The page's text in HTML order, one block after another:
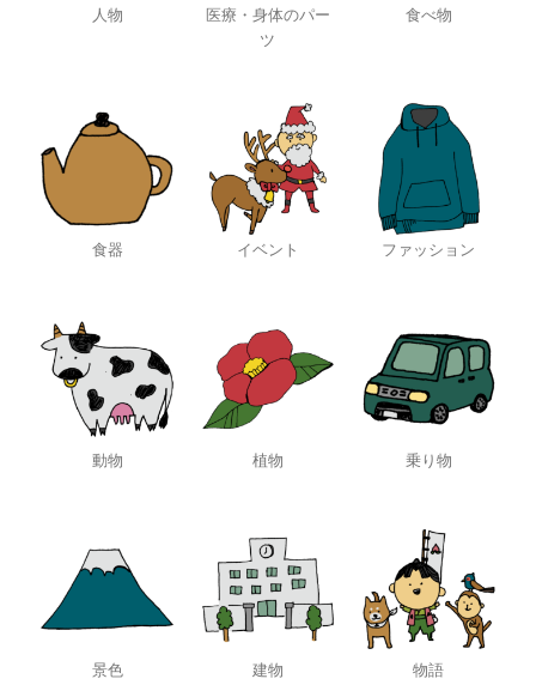
人物
医療・身体のパー
ツ
食べ物
食器 イベント ファッション
動物 植物 乗り物
景色 建物 物語